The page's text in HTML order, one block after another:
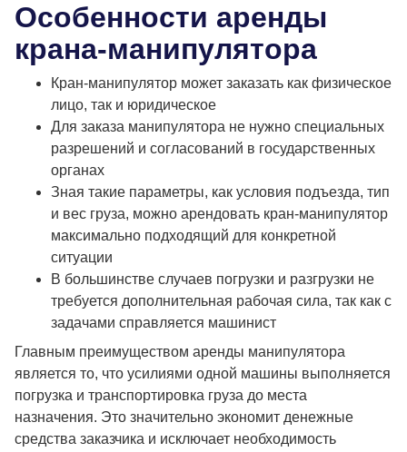
Особенности аренды
крана-манипулятора
Кран-манипулятор может заказать как физическое
лицо, так и юридическое
Для заказа манипулятора не нужно специальных
разрешений и согласований в государственных
органах
Зная такие параметры, как условия подъезда, тип
и вес груза, можно арендовать кран-манипулятор
максимально подходящий для конкретной
ситуации
В большинстве случаев погрузки и разгрузки не
требуется дополнительная рабочая сила, так как с
задачами справляется машинист
Главным преимуществом аренды манипулятора
является то, что усилиями одной машины выполняется
погрузка и транспортировка груза до места
назначения. Это значительно экономит денежные
средства заказчика и исключает необходимость